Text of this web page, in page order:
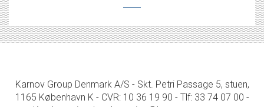
Karnov Group Denmark A/S - Skt. Petri Passage 5, stuen,
1165 København K - CVR: 10 36 19 90 - Tlf: 33 74 07 00 -